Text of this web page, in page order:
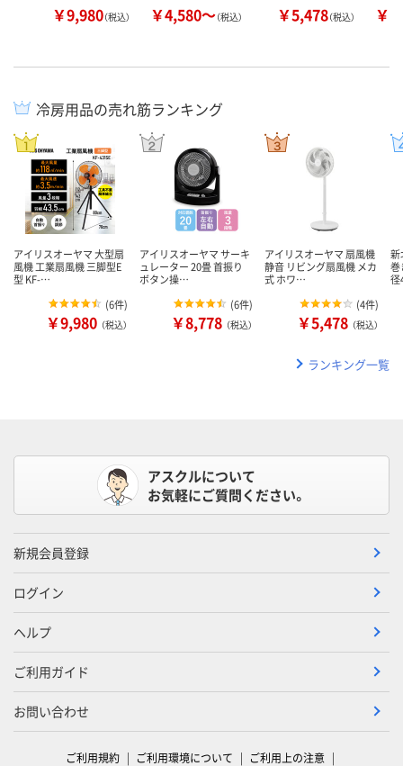
￥9,980（税込） ￥4,580～（税込） ￥5,478（税込） ￥
冷房用品の売れ筋ランキング
アイリスオーヤマ 大型扇
風機 工業扇風機 三脚型E
型 KF-…
(6件)
￥9,980 （税込）
アイリスオーヤマ サーキ
ュレーター 20畳 首振り
ボタン操…
(6件)
￥8,778 （税込）
アイリスオーヤマ 扇風機
静音 リビング扇風機 メカ
式 ホワ…
(4件)
￥5,478 （税込）
新
巻
ランキング一覧
アスクルについて
お気軽にご質問ください。
新規会員登録
ログイン
ヘルプ
ご利用ガイド
お問い合わせ
ご利用規約 ご利用環境について ご利用上の注意